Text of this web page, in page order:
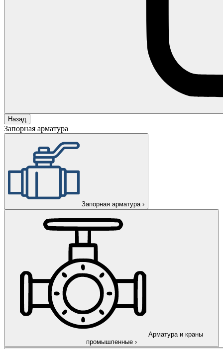
Назад
Запорная арматура
Запорная арматура ›
Арматура и краны
промышленные ›